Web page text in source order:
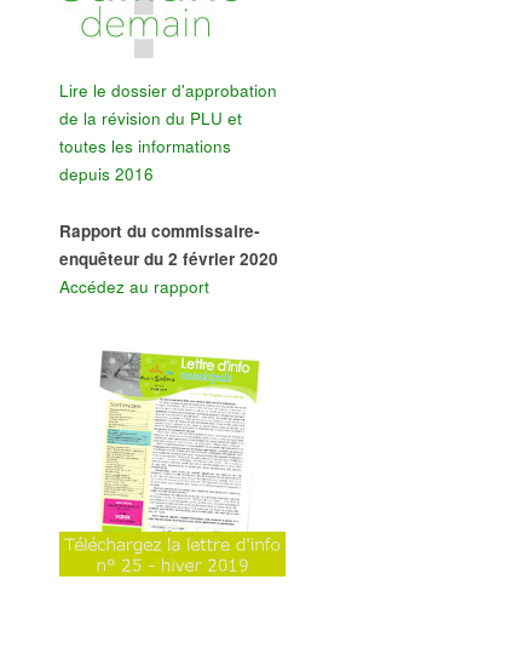
Lire le dossier d'approbation
de la révision du PLU et
toutes les informations
depuis 2016
Rapport du commissaire-
enquêteur du 2 février 2020
Accédez au rapport